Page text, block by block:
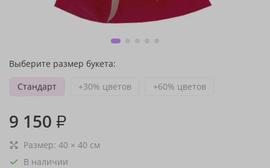
Выберите размер букета:
Стандарт
+30% цветов +60% цветов
9 150 ₽
Размер: 40 × 40 см
В наличии